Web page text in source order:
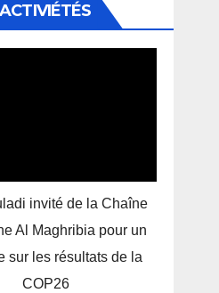
invité de la Chaîne
Al Maghribia pour un
sur les résultats de la
COP26